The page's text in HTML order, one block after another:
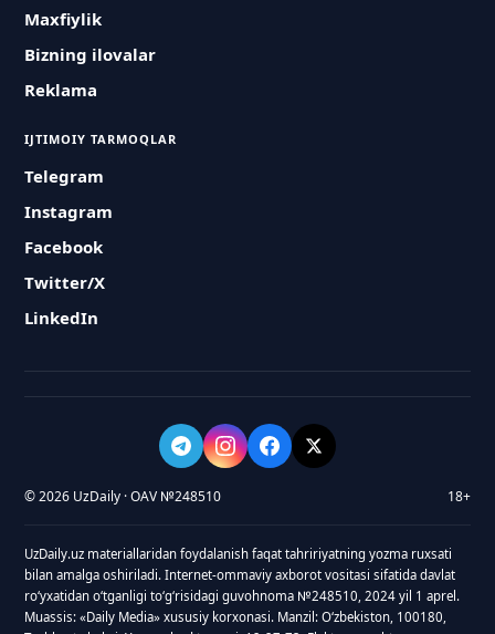
Maxfiylik
Bizning ilovalar
Reklama
IJTIMOIY TARMOQLAR
Telegram
Instagram
Facebook
Twitter/X
LinkedIn
© 2026 UzDaily · OAV №248510 18+
UzDaily.uz materiallaridan foydalanish faqat tahririyatning yozma ruxsati
bilan amalga oshiriladi. Internet-ommaviy axborot vositasi sifatida davlat
roʻyxatidan oʻtganligi toʻgʻrisidagi guvohnoma №248510, 2024 yil 1 aprel.
Muassis: «Daily Media» xususiy korxonasi. Manzil: Oʻzbekiston, 100180,